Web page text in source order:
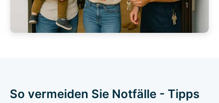
So vermeiden Sie Notfälle - Tipps